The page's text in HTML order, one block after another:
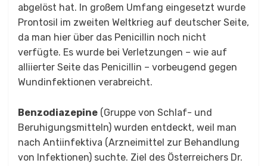
abgelöst hat. In großem Umfang eingesetzt wurde
Prontosil im zweiten Weltkrieg auf deutscher Seite,
da man hier über das Penicillin noch nicht
verfügte. Es wurde bei Verletzungen – wie auf
alliierter Seite das Penicillin – vorbeugend gegen
Wundinfektionen verabreicht.
Benzodiazepine (Gruppe von Schlaf- und
Beruhigungsmitteln) wurden entdeckt, weil man
nach Antiinfektiva (Arzneimittel zur Behandlung
von Infektionen) suchte. Ziel des Österreichers Dr.